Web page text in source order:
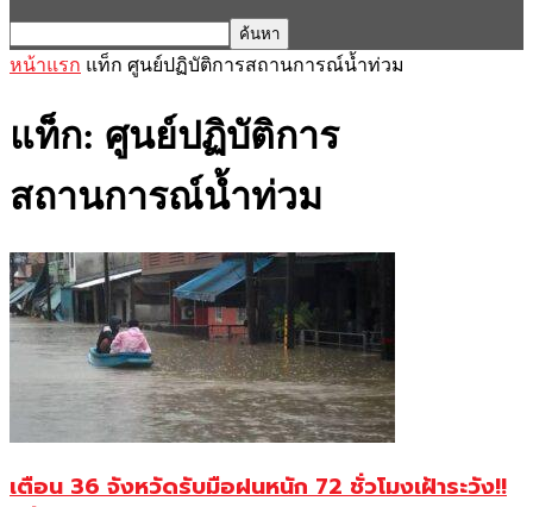
หน้าแรก แท็ก ศูนย์ปฏิบัติการสถานการณ์น้ำท่วม
แท็ก: ศูนย์ปฏิบัติการ
สถานการณ์น้ำท่วม
เตือน 36 จังหวัดรับมือฝนหนัก 72 ชั่วโมงเฝ้าระวัง!!